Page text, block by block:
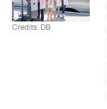
Credits: DB